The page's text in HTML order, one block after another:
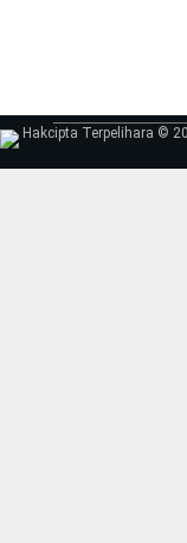
Hakcipta Terpelihara ©